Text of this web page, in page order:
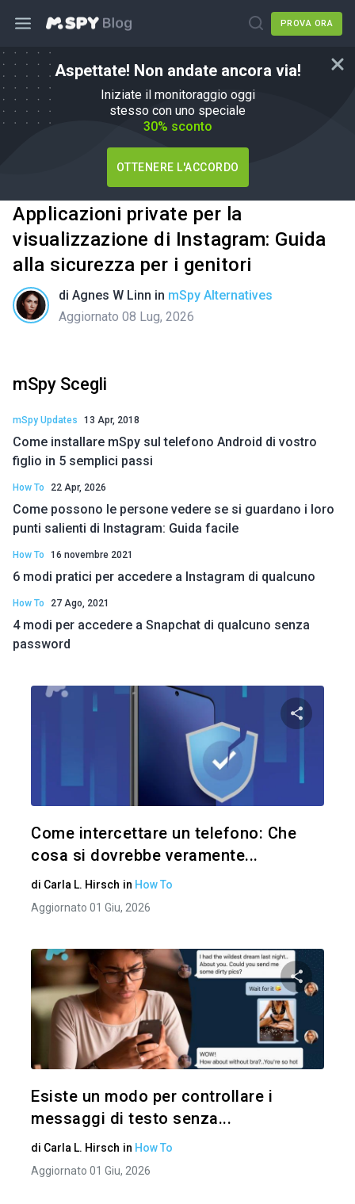
PROVA ORA
Aspettate! Non andate ancora via!
Iniziate il monitoraggio oggi
stesso con uno speciale
30% sconto
OTTENERE L'ACCORDO
Applicazioni private per la
visualizzazione di Instagram: Guida
alla sicurezza per i genitori
di Agnes W Linn in mSpy Alternatives
Aggiornato 08 Lug, 2026
mSpy Scegli
mSpy Updates 13 Apr, 2018
Come installare mSpy sul telefono Android di vostro
figlio in 5 semplici passi
How To 22 Apr, 2026
Come possono le persone vedere se si guardano i loro
punti salienti di Instagram: Guida facile
How To 16 novembre 2021
6 modi pratici per accedere a Instagram di qualcuno
How To 27 Ago, 2021
4 modi per accedere a Snapchat di qualcuno senza
password
Come intercettare un telefono: Che
cosa si dovrebbe veramente...
di Carla L. Hirsch in How To
Aggiornato 01 Giu, 2026
Condividi
Esiste un modo per controllare i
messaggi di testo senza...
di Carla L. Hirsch in How To
Aggiornato 01 Giu, 2026